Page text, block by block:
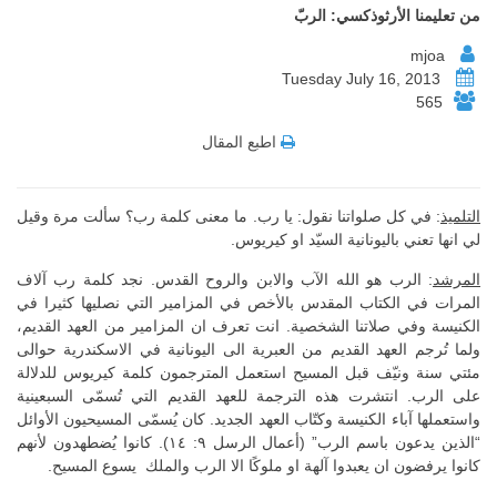
من تعليمنا الأرثوذكسي: الربّ
565
اطبع المقال
التلميذ: في كل صلواتنا نقول: يا رب. ما معنى كلمة رب؟ سألت مرة وقيل
لي انها تعني باليونانية السيّد او كيريوس.
المرشد: الرب هو الله الآب والابن والروح القدس. نجد كلمة رب آلاف
المرات في الكتاب المقدس بالأخص في المزامير التي نصليها كثيرا في
الكنيسة وفي صلاتنا الشخصية. انت تعرف ان المزامير من العهد القديم،
ولما تُرجم العهد القديم من العبرية الى اليونانية في الاسكندرية حوالى
مئتي سنة ونيّف قبل المسيح استعمل المترجمون كلمة كيريوس للدلالة
على الرب. انتشرت هذه الترجمة للعهد القديم التي تُسمّى السبعينية
واستعملها آباء الكنيسة وكتّاب العهد الجديد. كان يُسمّى المسيحيون الأوائل
“الذين يدعون باسم الرب” (أعمال الرسل ٩: ١٤). كانوا يُضطهدون لأنهم
كانوا يرفضون ان يعبدوا آلهة او ملوكًا الا الرب والملك يسوع المسيح.